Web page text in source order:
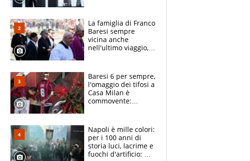
La famiglia di Franco
Baresi sempre
vicina anche
nell'ultimo viaggio,
circondati
dall'affetto dei tifosi
Baresi 6 per sempre,
l'omaggio dei tifosi a
Casa Milan è
commovente:
bigliettini
Napoli è mille colori:
per i 100 anni di
storia luci, lacrime e
fuochi d'artificio: De